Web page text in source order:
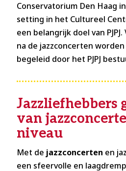
Conservatorium Den Haag
setting in het Cultureel
een belangrijk doel van
na de jazzconcerten
begeleid door het PJPJ
Jazzliefhebbers
van
niveau
Met de jazzconcerten en
een sfeervolle en